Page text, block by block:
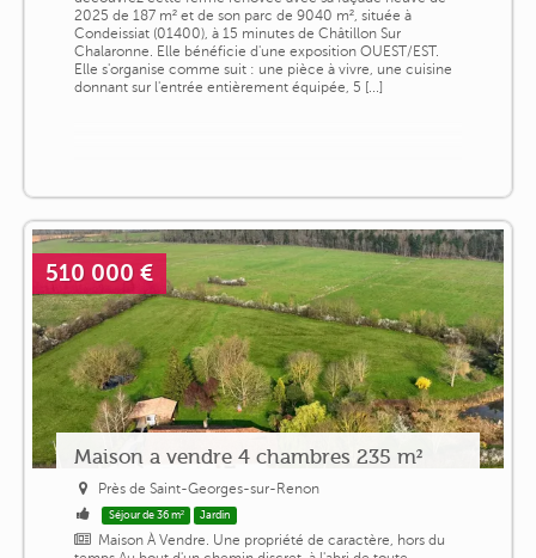
2025 de 187 m² et de son parc de 9040 m², située à
Condeissiat (01400), à 15 minutes de Châtillon Sur
Chalaronne. Elle bénéficie d'une exposition OUEST/EST.
Elle s'organise comme suit : une pièce à vivre, une cuisine
donnant sur l'entrée entièrement équipée, 5 [...]
510 000 €
Maison a vendre 4 chambres 235 m²
Près de Saint-Georges-sur-Renon
Séjour de 36 m² Jardin
Maison À Vendre. Une propriété de caractère, hors du